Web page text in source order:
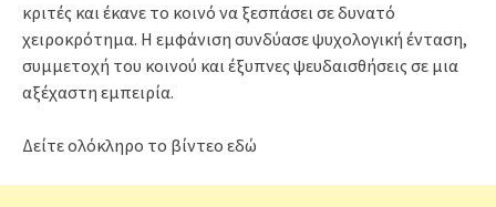
κριτές και έκανε το κοινό να ξεσπάσει σε δυνατό
χειροκρότημα. Η εμφάνιση συνδύασε ψυχολογική ένταση,
συμμετοχή του κοινού και έξυπνες ψευδαισθήσεις σε μια
αξέχαστη εμπειρία.
Δείτε ολόκληρο το βίντεο εδώ